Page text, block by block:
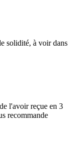
solidité, à voir dans
l'avoir reçue en 3
recommande